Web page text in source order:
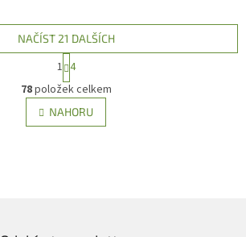
O
v
l
á
NAČÍST 21 DALŠÍCH
S
t
r
á
n
k
1 4
78položek celkem
NAHORU